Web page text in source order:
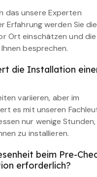
das unsere Experten
Erfahrung werden Sie die
Ort einschätzen und die
besprechen.
die Installation
variieren, aber im
es mit unseren
nur wenige Stunden,
zu installieren.
beim Pre-
erforderlich?